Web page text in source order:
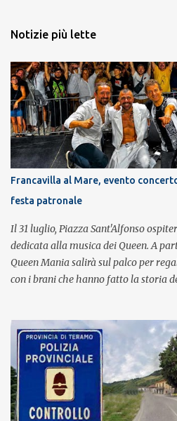
Notizie più lette
Francavilla al Mare, evento
festa patronale
Il 31 luglio, Piazza Sant'Alfonso
dedicata alla musica dei Queen. A
Queen Mania salirà sul palco per
con i brani che hanno fatto la storia
con grande successo la passione e
spettacolo si inserisce nell'ambito
Sant'Alfonso, il santo patrono della
composta da Simone Fortuna alla
Palermo al basso e voce, Tiziano
Salvo Vinci alla voce. Salvo Vinci è la